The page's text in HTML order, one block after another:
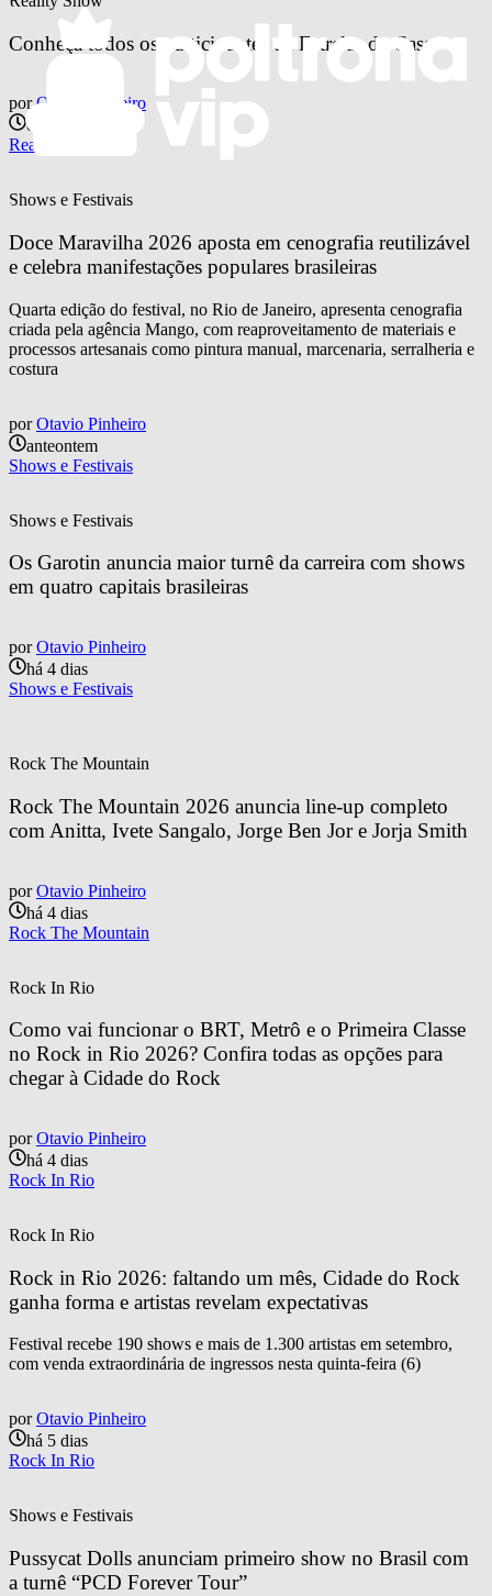
Conheça todos os participantes de Estrelas da Casa
por Otavio Pinheiro
ontem
Reality Show
Shows e Festivais
Doce Maravilha 2026 aposta em cenografia reutilizável
e celebra manifestações populares brasileiras
Quarta edição do festival, no Rio de Janeiro, apresenta cenografia
criada pela agência Mango, com reaproveitamento de materiais e
processos artesanais como pintura manual, marcenaria, serralheria e
costura
por Otavio Pinheiro
anteontem
Shows e Festivais
Shows e Festivais
Os Garotin anuncia maior turnê da carreira com shows
em quatro capitais brasileiras
por Otavio Pinheiro
há 4 dias
Shows e Festivais
Rock The Mountain
Rock The Mountain 2026 anuncia line-up completo
com Anitta, Ivete Sangalo, Jorge Ben Jor e Jorja Smith
por Otavio Pinheiro
há 4 dias
Rock The Mountain
Rock In Rio
Como vai funcionar o BRT, Metrô e o Primeira Classe
no Rock in Rio 2026? Confira todas as opções para
chegar à Cidade do Rock
por Otavio Pinheiro
há 4 dias
Rock In Rio
Rock In Rio
Rock in Rio 2026: faltando um mês, Cidade do Rock
ganha forma e artistas revelam expectativas
Festival recebe 190 shows e mais de 1.300 artistas em setembro,
com venda extraordinária de ingressos nesta quinta-feira (6)
por Otavio Pinheiro
há 5 dias
Rock In Rio
Shows e Festivais
Pussycat Dolls anunciam primeiro show no Brasil com
a turnê “PCD Forever Tour”